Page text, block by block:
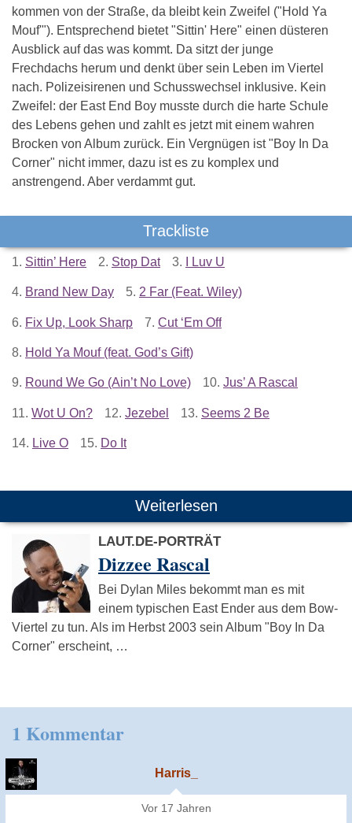
kommen von der Straße, da bleibt kein Zweifel ("Hold Ya
Mouf'"). Entsprechend bietet "Sittin' Here" einen düsteren
Ausblick auf das was kommt. Da sitzt der junge
Frechdachs herum und denkt über sein Leben im Viertel
nach. Polizeisirenen und Schusswechsel inklusive. Kein
Zweifel: der East End Boy musste durch die harte Schule
des Lebens gehen und zahlt es jetzt mit einem wahren
Brocken von Album zurück. Ein Vergnügen ist "Boy In Da
Corner" nicht immer, dazu ist es zu komplex und
anstrengend. Aber verdammt gut.
Trackliste
1. Sittin’ Here 2. Stop Dat 3. I Luv U
4. Brand New Day 5. 2 Far (Feat. Wiley)
6. Fix Up, Look Sharp 7. Cut ‘Em Off
8. Hold Ya Mouf (feat. God’s Gift)
9. Round We Go (Ain’t No Love) 10. Jus’ A Rascal
11. Wot U On? 12. Jezebel 13. Seems 2 Be
14. Live O 15. Do It
Weiterlesen
LAUT.DE-PORTRÄT
Dizzee Rascal
Bei Dylan Miles bekommt man es mit
einem typischen East Ender aus dem Bow-
Viertel zu tun. Als im Herbst 2003 sein Album "Boy In Da
Corner" erscheint, …
1 Kommentar
Harris_
Vor 17 Jahren